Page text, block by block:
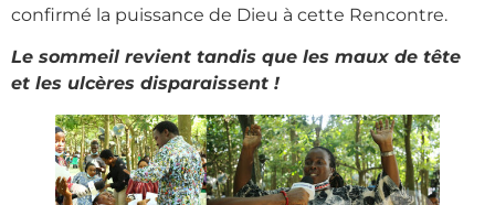
confirmé la puissance de Dieu à cette Rencontre.
Le sommeil revient tandis que les maux de tête
et les ulcères disparaissent !